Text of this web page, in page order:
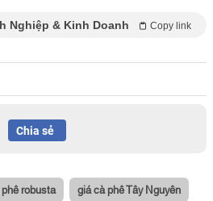
Nghiệp & Kinh Doanh Copy link
Chia sẻ
robusta giá cà phê Tây Nguyên